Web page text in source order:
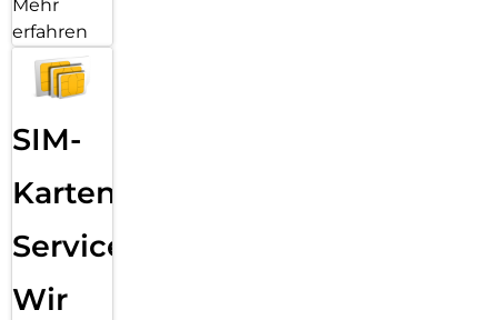
Mehr
erfahren
SIM-
Karten
Service:
Wir